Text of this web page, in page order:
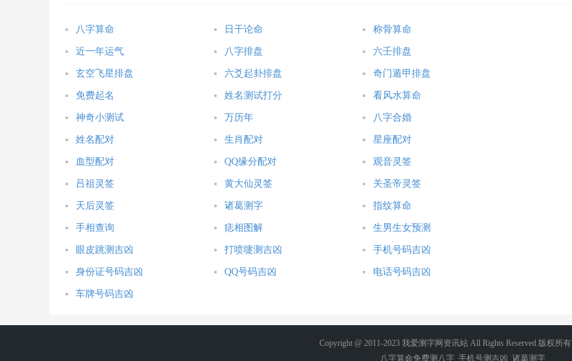
八字算命 日干论命 称骨算命
近一年运气 八字排盘 六壬排盘
玄空飞星排盘 六爻起卦排盘 奇门遁甲排盘
免费起名 姓名测试打分 看风水算命
神奇小测试 万历年 八字合婚
姓名配对 生肖配对 星座配对
血型配对 QQ缘分配对 观音灵签
吕祖灵签 黄大仙灵签 关圣帝灵签
天后灵签 诸葛测字 指纹算命
手相查询 痣相图解 生男生女预测
眼皮跳测吉凶 打喷嚏测吉凶 手机号码吉凶
身份证号码吉凶 QQ号码吉凶 电话号码吉凶
车牌号码吉凶
Copyright @ 2011-2023 我爱测字网资讯站 All Rights Reserved.版权所有
八字算命免费测八字 手机号测吉凶 诸葛测字